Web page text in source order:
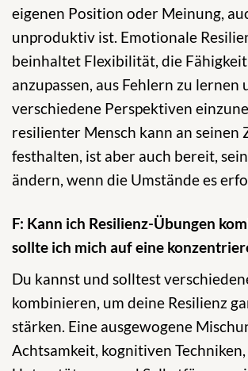
eigenen Position oder Meinung,
unproduktiv ist. Emotionale
beinhaltet Flexibilität, die
anzupassen, aus Fehlern zu lernen
verschiedene Perspektiven
resilienter Mensch kann an seinen
festhalten, ist aber auch bereit,
ändern, wenn die Umstände es
F: Kann ich Resilienz-Übungen
sollte ich mich auf eine
Du kannst und solltest
kombinieren, um deine Resilienz
stärken. Eine ausgewogene
Achtsamkeit, kognitiven